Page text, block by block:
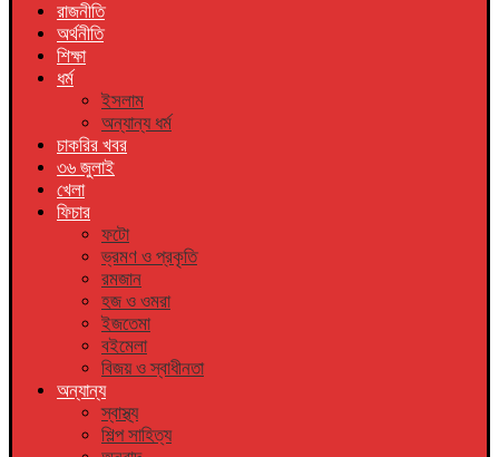
রাজনীতি
অর্থনীতি
শিক্ষা
ধর্ম
ইসলাম
অন্যান্য ধর্ম
চাকরির খবর
৩৬ জুলাই
খেলা
ফিচার
ফটো
ভ্রমণ ও প্রকৃতি
রমজান
হজ ও ওমরা
ইজতেমা
বইমেলা
বিজয় ও স্বাধীনতা
অন্যান্য
স্বাস্থ্য
শিল্প সাহিত্য